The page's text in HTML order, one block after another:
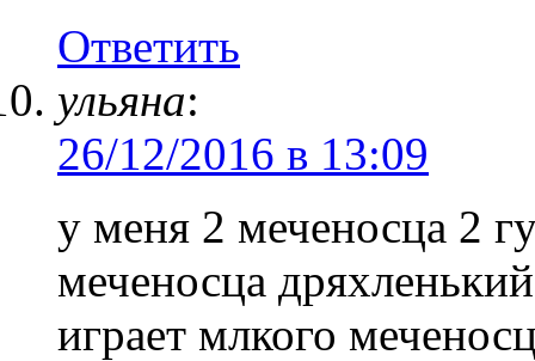
Ответить
ульяна:
26/12/2016 в 13:09
у меня 2 меченосца 2
меченосца
играет млкого